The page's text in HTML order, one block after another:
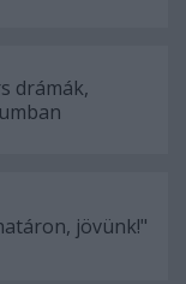
drámák,
jövünk!"